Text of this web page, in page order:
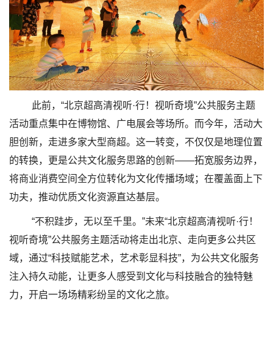
此前，“北京超高清视听·行！视听奇境”公共服务主题
活动重点集中在博物馆、广电展会等场所。而今年，活动大
胆创新，走进多家大型商超。这一转变，不仅仅是地理位置
的转换，更是公共文化服务思路的创新——拓宽服务边界，
将商业消费空间全方位转化为文化传播场域；在覆盖面上下
功夫，推动优质文化资源直达基层。
“不积跬步，无以至千里。”未来“北京超高清视听·行！
视听奇境”公共服务主题活动将走出北京、走向更多公共区
域，通过“科技赋能艺术，艺术彰显科技”，为公共文化服务
注入持久动能，让更多人感受到文化与科技融合的独特魅
力，开启一场场精彩纷呈的文化之旅。